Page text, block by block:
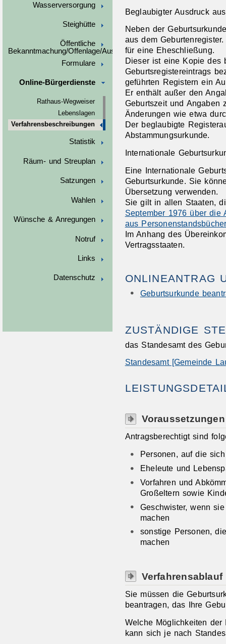
Wasserversorgung
Steighütte
Öffentliche
Bekanntmachung/Offenlage/Ausschreibungen
Formulare
Online-Bürgerdienste
Rathaus-Wegweiser
Lebenslagen
Verfahrensbeschreibungen
Statistik
Räum- und Streuplan
Satzungen
Wahlen
Wünsche & Anregungen
Notruf
Links
Datenschutz
Beglaubigter Ausdruck
Neben der
aus dem
für eine Eheschließung.
Dieser ist eine Kopie des
Geburtsregistereintrags
geführten Registern ein
Er enthält außer den
Geburtszeit und Angaben
Änderungen wie etwa
Der beglaubigte
Abstammungsurkunde.
Internationale
Eine Internationale
Geburtsurkunde. Sie
Übersetzung verwenden.
Sie gilt in allen Staaten,
September 1976 über die
aus
Im Anhang des
Vertragsstaaten.
ONLINEANTRAG
Geburtsurkunde
ZUSTÄNDIGE
das Standesamt des
Standesamt [Gemeinde
Voraussetzungen
Antragsberechtigt sind
Personen, auf die
Eheleute und
Vorfahren und
Großeltern sowie
Geschwister, wenn
machen
sonstige Personen,
machen
Verfahrensablauf
Sie müssen die
beantragen, das Ihre
Welche Möglichkeiten der
kann sich je nach